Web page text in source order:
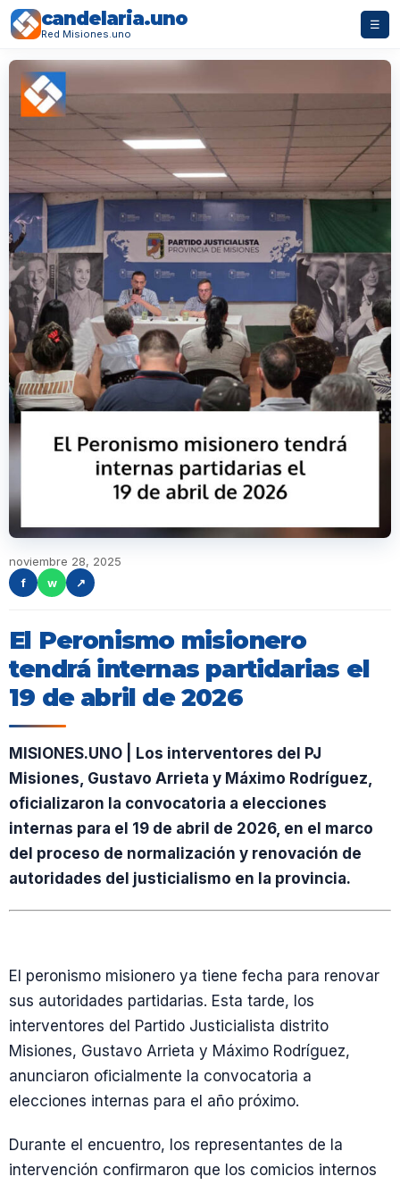
candelaria.uno
Red Misiones.uno
☰
noviembre 28, 2025
f
w ↗
El Peronismo misionero
tendrá internas partidarias el
19 de abril de 2026
MISIONES.UNO | Los interventores del PJ
Misiones, Gustavo Arrieta y Máximo Rodríguez,
oficializaron la convocatoria a elecciones
internas para el 19 de abril de 2026, en el marco
del proceso de normalización y renovación de
autoridades del justicialismo en la provincia.
El peronismo misionero ya tiene fecha para renovar
sus autoridades partidarias. Esta tarde, los
interventores del Partido Justicialista distrito
Misiones, Gustavo Arrieta y Máximo Rodríguez,
anunciaron oficialmente la convocatoria a
elecciones internas para el año próximo.
Durante el encuentro, los representantes de la
intervención confirmaron que los comicios internos